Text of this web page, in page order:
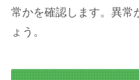
常かを確認します。異常
ょう。